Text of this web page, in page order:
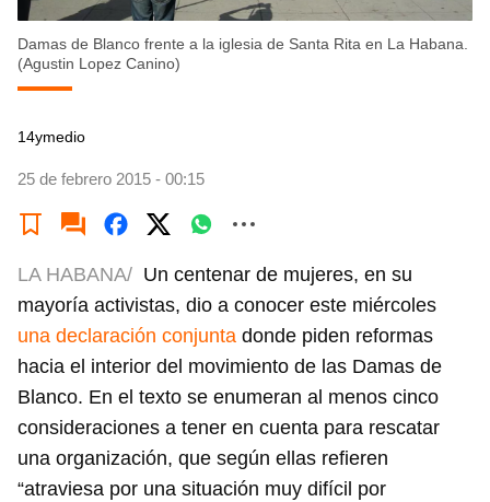
Damas de Blanco frente a la iglesia de Santa Rita en La Habana.
(Agustin Lopez Canino)
14ymedio
25 de febrero 2015 - 00:15
LA HABANA/ Un centenar de mujeres, en su
mayoría activistas, dio a conocer este miércoles
una declaración conjunta donde piden reformas
hacia el interior del movimiento de las Damas de
Blanco. En el texto se enumeran al menos cinco
consideraciones a tener en cuenta para rescatar
una organización, que según ellas refieren
“atraviesa por una situación muy difícil por